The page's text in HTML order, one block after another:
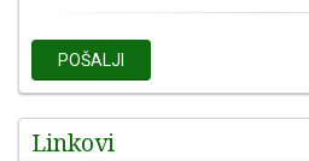
POŠALJI
Linkovi